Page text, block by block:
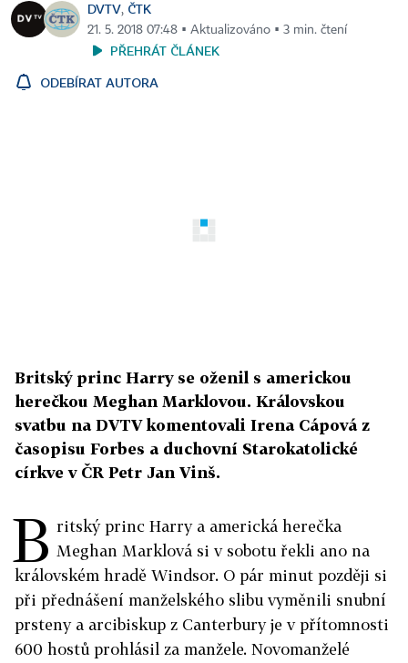
DVTV, ČTK
21. 5. 2018 07:48 ▪ Aktualizováno ▪ 3 min. čtení
PŘEHRÁT ČLÁNEK
ODEBÍRAT AUTORA
Britský princ Harry se oženil s americkou
herečkou Meghan Marklovou. Královskou
svatbu na DVTV komentovali Irena Cápová z
časopisu Forbes a duchovní Starokatolické
církve v ČR Petr Jan Vinš.
B ritský princ Harry a americká herečka
Meghan Marklová si v sobotu řekli ano na
královském hradě Windsor. O pár minut později si
při přednášení manželského slibu vyměnili snubní
prsteny a arcibiskup z Canterbury je v přítomnosti
600 hostů prohlásil za manžele. Novomanželé